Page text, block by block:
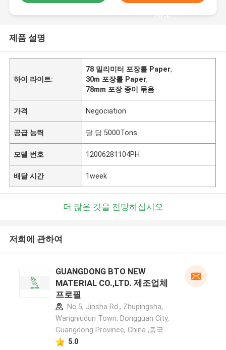
시오
제품 설명
하이 라이트:
78 밀리미터 포장롤 Paper,
30m 포장롤 Paper,
78mm 포장 종이 묶음
가격 Negociation
공급 능력 달 당 5000Tons
모델 번호 12006281104PH
배달 시간 1week
더 많은 것을 전망하십시오
저희에 관하여
GUANGDONG BTO NEW
MATERIAL CO.,LTD. 제조업체
프로필
No.5, Jinsha Rd., Zhupingsha,
Wangniudun Town, Dongguan City,
Guangdong Province, China ,중국
5.0